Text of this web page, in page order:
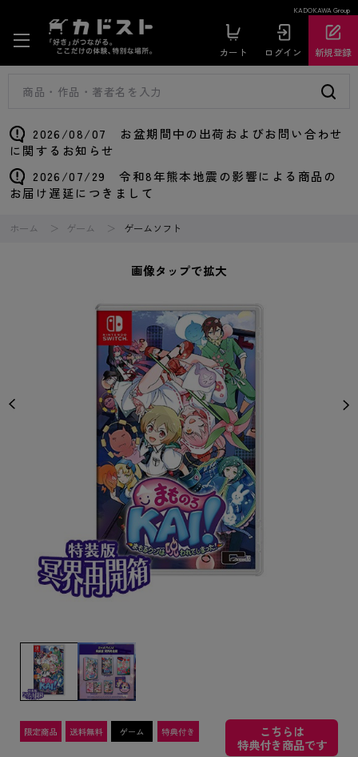
KADOKAWA Group
カート ログイン 新規登録
2026/08/07 お盆期間中の出荷およびお問い合わせ
に関するお知らせ
2026/07/29 令和8年熊本地震の影響による商品の
お届け遅延につきまして
ホーム ゲーム ゲームソフト
画像タップで拡大
こちらは
特典付き商品です